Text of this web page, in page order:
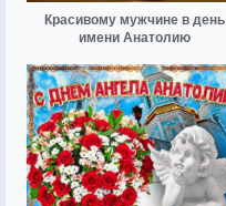
Красивому мужчине в день
имени Анатолию